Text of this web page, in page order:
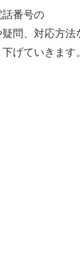
番号の
問、対応方法
げていきます